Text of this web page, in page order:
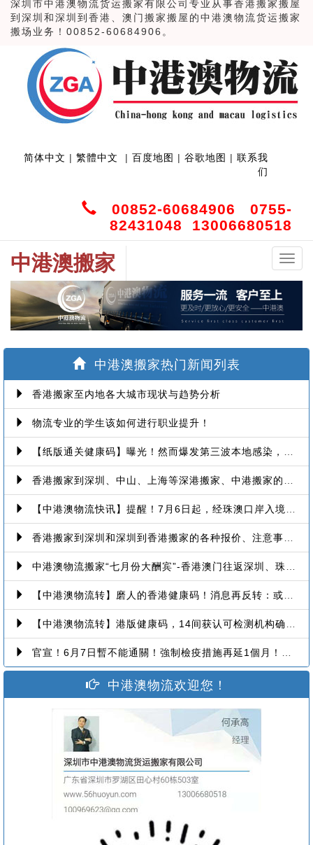
深圳市中港澳物流货运搬家有限公司专业从事香港搬家搬屋
到深圳和深圳到香港、澳门搬家搬屋的中港澳物流货运搬家
搬场业务！00852-60684906。
简体中文 | 繁體中文 | 百度地图 | 谷歌地图 | 联系我
们
00852-60684906
0755-
82431048
13006680518
中
港
中港澳搬家
中港澳搬家热门新闻列表
香港搬家至内地各大城市现状与趋势分析
物流专业的学生该如何进行职业提升！
【纸版通关健康码】曝光！然而爆发第三波本地感染，或再推迟启用！
香港搬家到深圳、中山、上海等深港搬家、中港搬家的業務範圍、技術保障
【中港澳物流快讯】提醒！7月6日起，经珠澳口岸入境有新变化！
香港搬家到深圳和深圳到香港搬家的各种报价、注意事项和派送价格【深港搬家价格查询】
中港澳物流搬家“七月份大酬宾”-香港澳门往返深圳、珠海、中山、广州等中港澳搬屋搬家
【中港澳物流转】磨人的香港健康码！消息再反转：或下周一启用！
【中港澳物流转】港版健康码，14间获认可检测机构确定！
官宣！6月7日暫不能通關！強制檢疫措施再延1個月！【香港到深圳搬屋搬家又要延长了】
中港澳物流欢迎您！